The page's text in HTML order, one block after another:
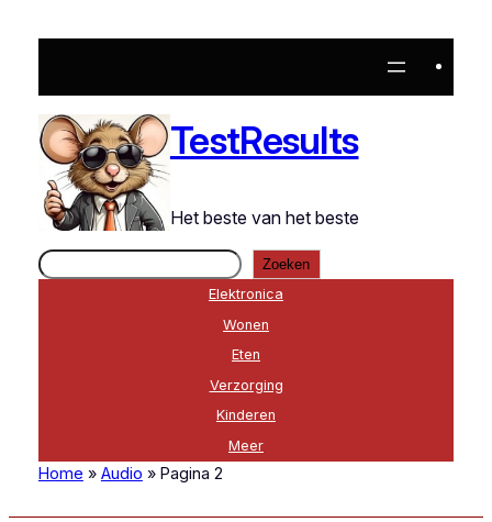
TestResults
Het beste van het beste
Zoeken
Zoeken
Elektronica
Wonen
Eten
Verzorging
Kinderen
Meer
Home » Audio »Pagina 2